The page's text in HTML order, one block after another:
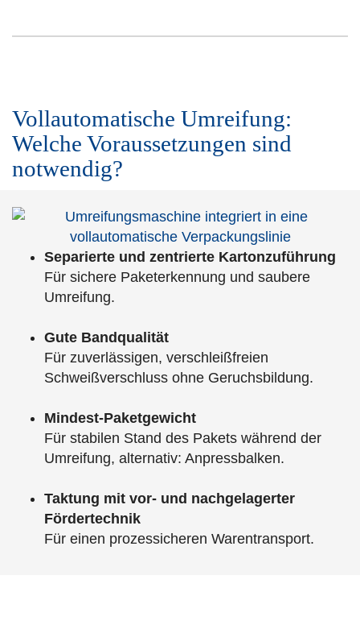
Vollautomatische Umreifung:
Welche Voraussetzungen sind
notwendig?
Separierte und zentrierte Kartonzuführung
Für sichere Paketerkennung und saubere
Umreifung.
Gute Bandqualität
Für zuverlässigen, verschleißfreien
Schweißverschluss ohne Geruchsbildung.
Mindest-Paketgewicht
Für stabilen Stand des Pakets während der
Umreifung, alternativ: Anpressbalken.
Taktung mit vor- und nachgelagerter
Fördertechnik
Für einen prozessicheren Warentransport.